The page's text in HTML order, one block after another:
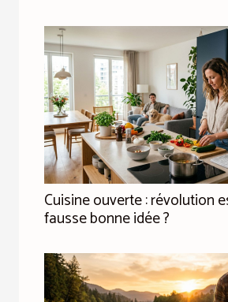
Cuisine ouverte : révolution
fausse bonne idée ?